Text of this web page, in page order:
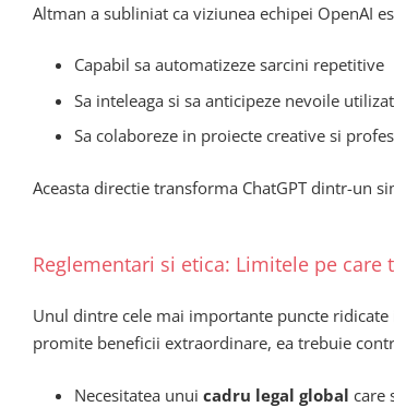
Altman a subliniat ca viziunea echipei OpenAI
Capabil sa automatizeze sarcini repetitive
Sa inteleaga si sa anticipeze nevoile
Sa colaboreze in proiecte creative si
Aceasta directie transforma ChatGPT dintr-un
Reglementari si etica: Limitele pe
Unul dintre cele mai importante puncte
promite beneficii extraordinare, ea trebuie
Necesitatea unui cadru legal global care